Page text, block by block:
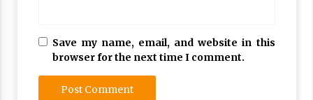
Save my name, email, and website in this
browser for the next time I comment.